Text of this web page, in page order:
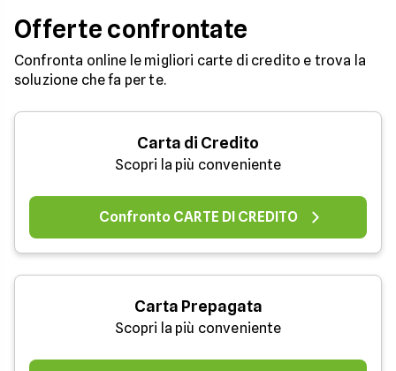
Offerte confrontate
Confronta online le migliori carte di credito e trova la
soluzione che fa per te.
Carta di Credito
Scopri la più conveniente
Confronto CARTE DI CREDITO
Carta Prepagata
Scopri la più conveniente